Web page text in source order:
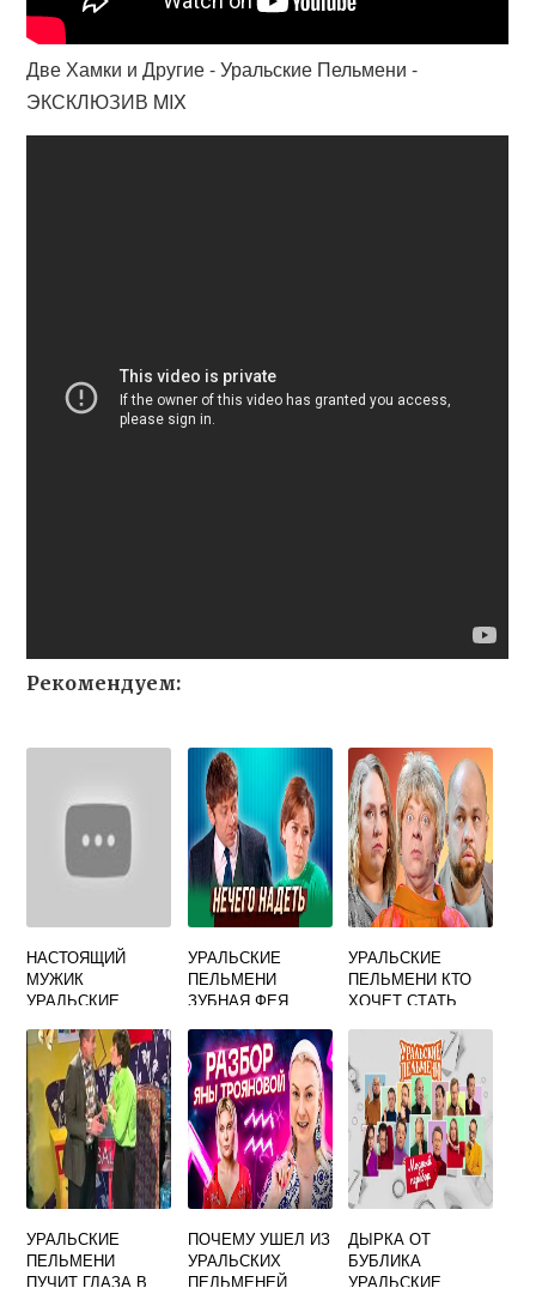
Две Хамки и Другие - Уральские Пельмени -
ЭКСКЛЮЗИВ MIX
Рекомендуем:
НАСТОЯЩИЙ
МУЖИК
УРАЛЬСКИЕ
УРАЛЬСКИЕ
ПЕЛЬМЕНИ
ЗУБНАЯ ФЕЯ
УРАЛЬСКИЕ
ПЕЛЬМЕНИ КТО
ХОЧЕТ СТАТЬ
УРАЛЬСКИЕ
ПЕЛЬМЕНИ
ПУЧИТ ГЛАЗА В
ПОЧЕМУ УШЕЛ ИЗ
УРАЛЬСКИХ
ПЕЛЬМЕНЕЙ
ДЫРКА ОТ
БУБЛИКА
УРАЛЬСКИЕ